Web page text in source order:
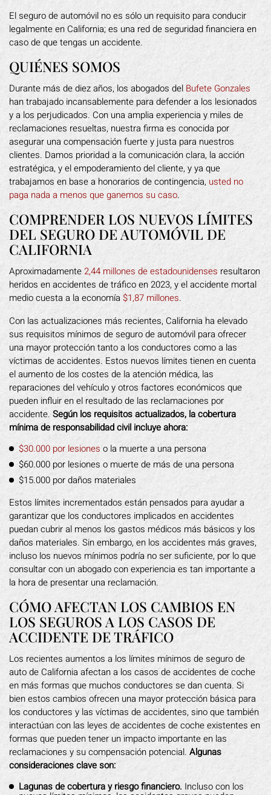
El seguro de automóvil no es sólo un requisito para conducir
legalmente en California; es una red de seguridad financiera en
caso de que tengas un accidente.
QUIÉNES SOMOS
Durante más de diez años, los abogados del Bufete Gonzales
han trabajado incansablemente para defender a los lesionados
y a los perjudicados. Con una amplia experiencia y miles de
reclamaciones resueltas, nuestra firma es conocida por
asegurar una compensación fuerte y justa para nuestros
clientes. Damos prioridad a la comunicación clara, la acción
estratégica, y el empoderamiento del cliente, y ya que
trabajamos en base a honorarios de contingencia, usted no
paga nada a menos que ganemos su caso.
COMPRENDER LOS NUEVOS LÍMITES
DEL SEGURO DE AUTOMÓVIL DE
CALIFORNIA
Aproximadamente2,44 millones de estadounidensesresultaron
heridos en accidentes de tráfico en 2023, y el accidente mortal
medio cuesta a la economía$1,87 millones.
Con las actualizaciones más recientes, California ha elevado
sus requisitos mínimos de seguro de automóvil para ofrecer
una mayor protección tanto a los conductores como a las
víctimas de accidentes. Estos nuevos límites tienen en cuenta
el aumento de los costes de la atención médica, las
reparaciones del vehículo y otros factores económicos que
pueden influir en el resultado de las reclamaciones por
accidente. Según los requisitos actualizados, la cobertura
mínima de responsabilidad civil incluye ahora:
$30.000 por lesiones o la muerte a una persona
$60.000 por lesiones o muerte de más de una persona
$15.000 por daños materiales
Estos límites incrementados están pensados para ayudar a
garantizar que los conductores implicados en accidentes
puedan cubrir al menos los gastos médicos más básicos y los
daños materiales. Sin embargo, en los accidentes más graves,
incluso los nuevos mínimos podría no ser suficiente, por lo que
consultar con un abogado con experiencia es tan importante a
la hora de presentar una reclamación.
CÓMO AFECTAN LOS CAMBIOS EN
LOS SEGUROS A LOS CASOS DE
ACCIDENTE DE TRÁFICO
Los recientes aumentos a los límites mínimos de seguro de
auto de California afectan a los casos de accidentes de coche
en más formas que muchos conductores se dan cuenta. Si
bien estos cambios ofrecen una mayor protección básica para
los conductores y las víctimas de accidentes, sino que también
interactúan con las leyes de accidentes de coche existentes en
formas que pueden tener un impacto importante en las
reclamaciones y su compensación potencial. Algunas
consideraciones clave son:
Lagunas de cobertura y riesgo financiero. Incluso con los